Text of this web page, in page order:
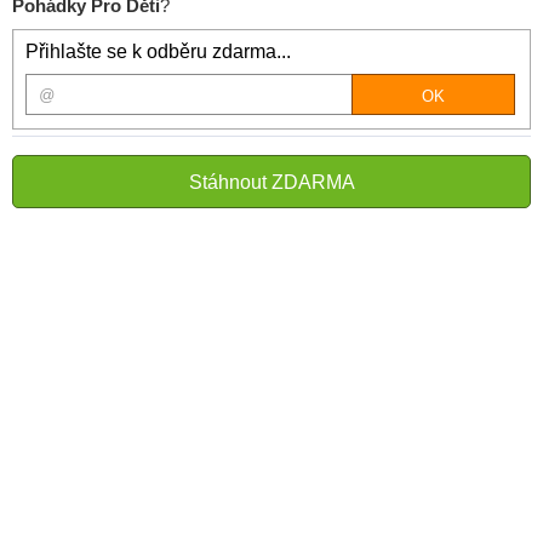
Pohádky Pro Děti?
Přihlašte se k odběru zdarma...
Stáhnout ZDARMA